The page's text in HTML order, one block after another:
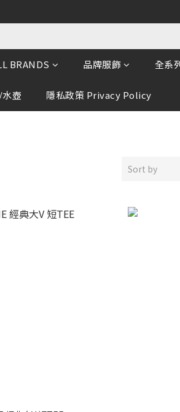
BRANDS 品牌服飾 全系
壺 隱私政策 Privacy Policy
Sort by